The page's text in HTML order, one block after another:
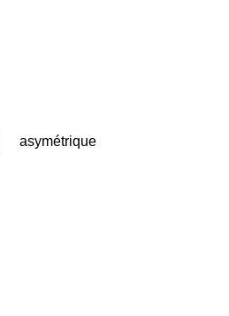
asymétrique